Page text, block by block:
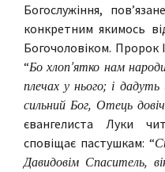
Богослужіння,
конкретним якимось
Богочоловіком. Пророк
“Бо хлоп’ятко нам
плечах у нього; і дадуть
сильний Бог, Отець
євангелиста Луки
сповіщає пастушкам: “
Давидовім Спаситель,